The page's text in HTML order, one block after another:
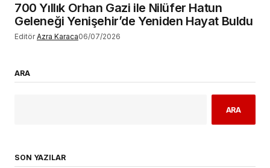
700 Yıllık Orhan Gazi ile Nilüfer Hatun
Geleneği Yenişehir’de Yeniden Hayat Buldu
Editör Azra Karaca06/07/2026
ARA
ARA
SON YAZILAR